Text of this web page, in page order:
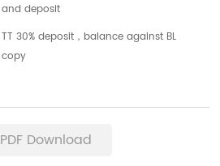
and deposit
TT 30% deposit，balance against BL
copy
PDF Download